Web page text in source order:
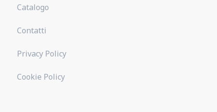
Catalogo
Contatti
Privacy Policy
Cookie Policy